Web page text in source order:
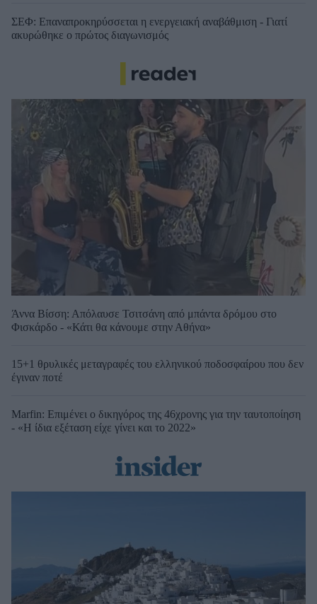
ΣΕΦ: Επαναπροκηρύσσεται η ενεργειακή αναβάθμιση - Γιατί
ακυρώθηκε ο πρώτος διαγωνισμός
Άννα Βίσση: Απόλαυσε Τσιτσάνη από μπάντα δρόμου στο
Φισκάρδο - «Κάτι θα κάνουμε στην Αθήνα»
15+1 θρυλικές μεταγραφές του ελληνικού ποδοσφαίρου που δεν
έγιναν ποτέ
Marfin: Επιμένει ο δικηγόρος της 46χρονης για την ταυτοποίηση
- «Η ίδια εξέταση είχε γίνει και το 2022»